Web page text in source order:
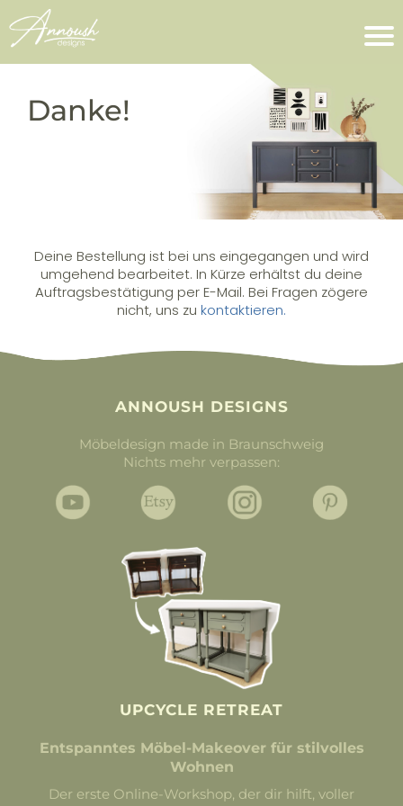
Deine Bestellung ist bei uns eingegangen und wird
umgehend bearbeitet. In Kürze erhältst du deine
Auftragsbestätigung per E-Mail. Bei Fragen zögere
nicht, uns zu kontaktieren.
Danke!
ANNOUSH DESIGNS
Möbeldesign made in Braunschweig
Nichts mehr verpassen:
UPCYCLE RETREAT
Entspanntes Möbel-Makeover für stilvolles
Wohnen
Der erste Online-Workshop, der dir hilft, voller